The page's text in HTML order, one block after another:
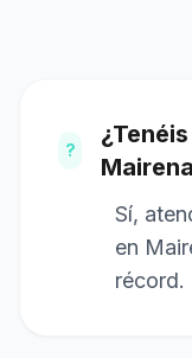
?
Sí,
en
récord.